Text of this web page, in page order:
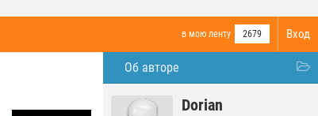
Вход
в мою ленту 2679
Об авторе
Dorian